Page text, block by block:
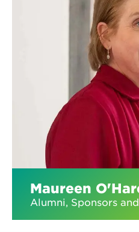
Maureen
Alumni, Sponsors